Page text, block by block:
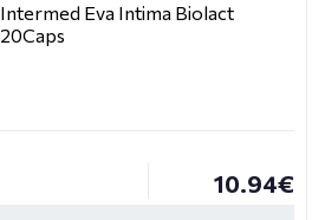
Intermed Eva Intima Biolact
20Caps
10.94€